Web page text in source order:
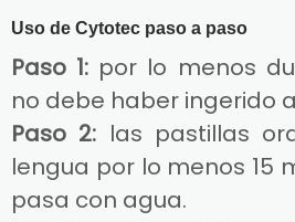
Uso de Cytotec paso a paso
Paso 1: por lo menos
no debe haber ingerido
Paso 2: las pastillas
lengua por lo menos 15
pasa con agua.